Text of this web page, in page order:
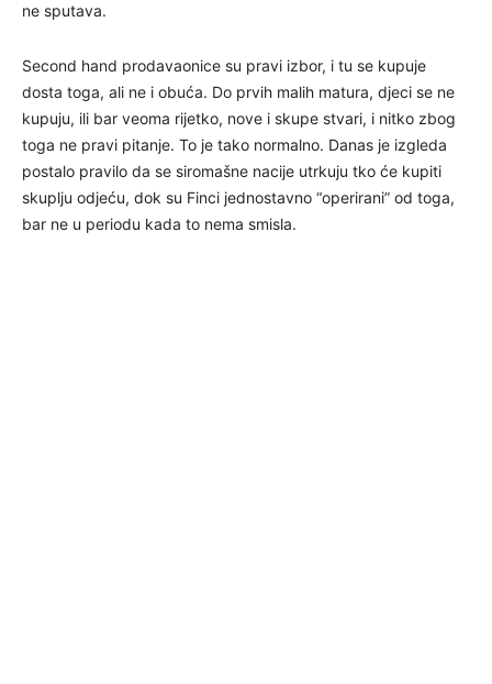
ne sputava.
Second hand prodavaonice su pravi izbor, i tu se kupuje
dosta toga, ali ne i obuća. Do prvih malih matura, djeci se ne
kupuju, ili bar veoma rijetko, nove i skupe stvari, i nitko zbog
toga ne pravi pitanje. To je tako normalno. Danas je izgleda
postalo pravilo da se siromašne nacije utrkuju tko će kupiti
skuplju odjeću, dok su Finci jednostavno “operirani” od toga,
bar ne u periodu kada to nema smisla.